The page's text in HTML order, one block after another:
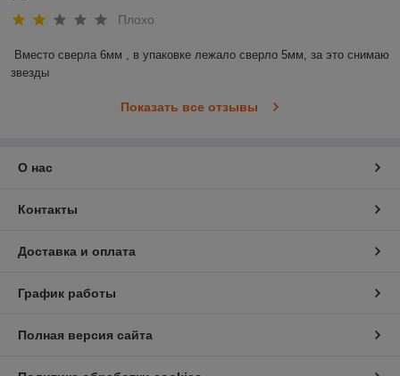
Плохо
Вместо сверла 6мм , в упаковке лежало сверло 5мм, за это снимаю
звезды
Показать все отзывы
О нас
Контакты
Доставка и оплата
График работы
Полная версия сайта